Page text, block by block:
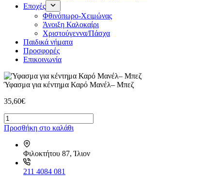
Εποχές
Φθινόπωρο-Χειμώνας
Άνοιξη Καλοκαίρι
Χριστούγεννα/Πάσχα
Παιδικά νήματα
Προσφορές
Επικοινωνία
Ύφασμα για κέντημα Καρό Μανέλ– Μπεζ
35,60€
Ύφασμα
για
κέντημα
Καρό
Μανέλ–
Μπεζ
ποσότητα
Προσθήκη στο καλάθι
Φιλοκτήτου 87, Ίλιον
211 4084 081